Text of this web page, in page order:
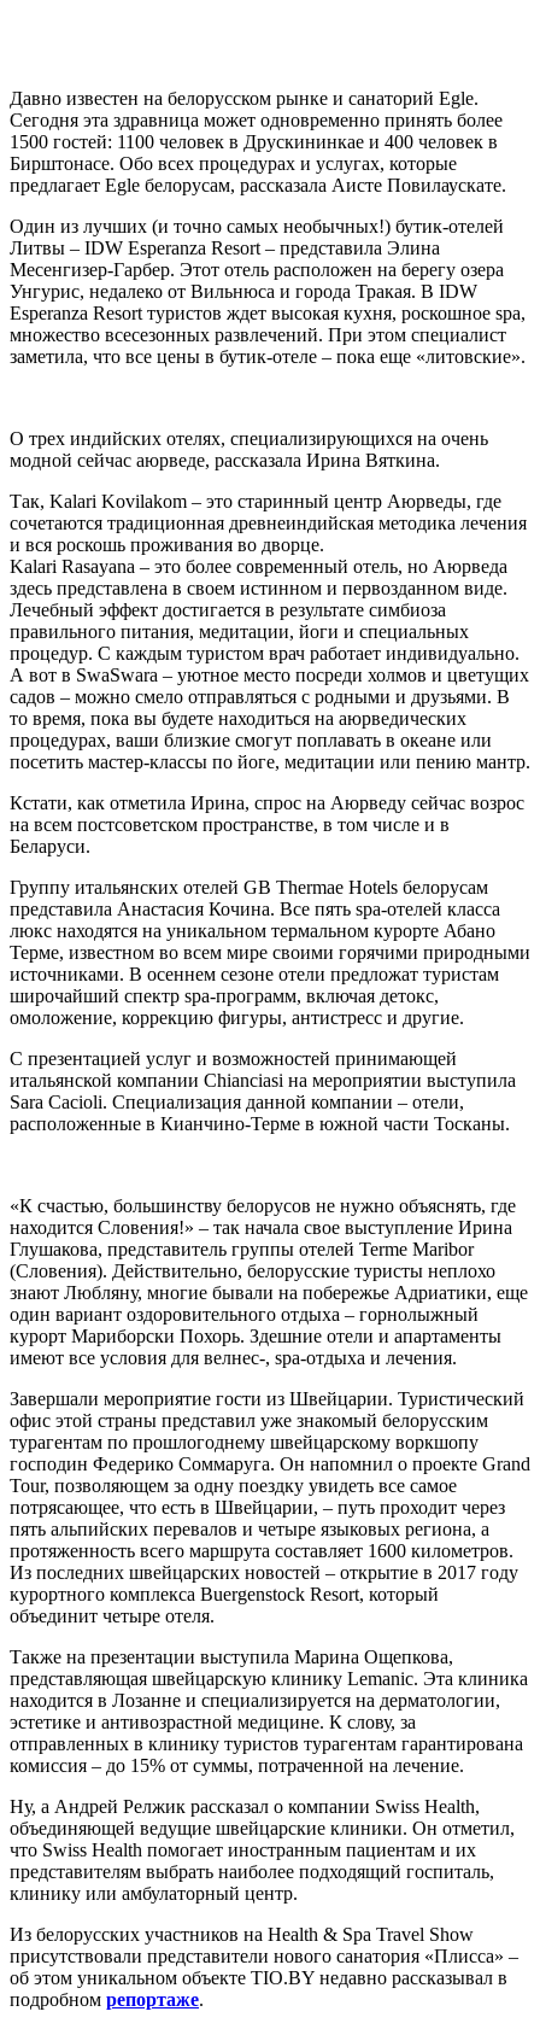
Давно известен на белорусском рынке и санаторий Egle.
Сегодня эта здравница может одновременно принять более
1500 гостей: 1100 человек в Друскининкае и 400 человек в
Бирштонасе. Обо всех процедурах и услугах, которые
предлагает Egle белорусам, рассказала Аисте Повилаускате.
Один из лучших (и точно самых необычных!) бутик-отелей
Литвы – IDW Esperanza Resort – представила Элина
Месенгизер-Гарбер. Этот отель расположен на берегу озера
Унгурис, недалеко от Вильнюса и города Тракая. В IDW
Esperanza Resort туристов ждет высокая кухня, роскошное spa,
множество всесезонных развлечений. При этом специалист
заметила, что все цены в бутик-отеле – пока еще «литовские».
О трех индийских отелях, специализирующихся на очень
модной сейчас аюрведе, рассказала Ирина Вяткина.
Так, Kalari Kovilakom – это старинный центр Aюрведы, где
сочетаются традиционная древнеиндийская методика лечения
и вся роскошь проживания во дворце.
Kalari Rasayana – это более современный отель, но Аюрведа
здесь представлена в своем истинном и первозданном виде.
Лечебный эффект достигается в результате симбиоза
правильного питания, медитации, йоги и специальных
процедур. С каждым туристом врач работает индивидуально.
А вот в SwaSwara – уютное место посреди холмов и цветущих
садов – можно смело отправляться с родными и друзьями. В
то время, пока вы будете находиться на аюрведических
процедурах, ваши близкие смогут поплавать в океане или
посетить мастер-классы по йоге, медитации или пению мантр.
Кстати, как отметила Ирина, спрос на Аюрведу сейчас возрос
на всем постсоветском пространстве, в том числе и в
Беларуси.
Группу итальянских отелей GB Thermae Hotels белорусам
представила Анастасия Кочина. Все пять spa-отелей класса
люкс находятся на уникальном термальном курорте Абано
Терме, известном во всем мире своими горячими природными
источниками. В осеннем сезоне отели предложат туристам
широчайший спектр spa-программ, включая детокс,
омоложение, коррекцию фигуры, антистресс и другие.
С презентацией услуг и возможностей принимающей
итальянской компании Chianciasi на мероприятии выступила
Sara Cacioli. Специализация данной компании – отели,
расположенные в Кианчино-Терме в южной части Тосканы.
«К счастью, большинству белорусов не нужно объяснять, где
находится Словения!» – так начала свое выступление Ирина
Глушакова, представитель группы отелей Terme Maribor
(Словения). Действительно, белорусские туристы неплохо
знают Любляну, многие бывали на побережье Адриатики, еще
один вариант оздоровительного отдыха – горнолыжный
курорт Мариборски Похорь. Здешние отели и апартаменты
имеют все условия для велнес-, spa-отдыха и лечения.
Завершали мероприятие гости из Швейцарии. Туристический
офис этой страны представил уже знакомый белорусским
турагентам по прошлогоднему швейцарскому воркшопу
господин Федерико Соммаруга. Он напомнил о проекте Grand
Tour, позволяющем за одну поездку увидеть все самое
потрясающее, что есть в Швейцарии, – путь проходит через
пять альпийских перевалов и четыре языковых региона, а
протяженность всего маршрута составляет 1600 километров.
Из последних швейцарских новостей – открытие в 2017 году
курортного комплекса Buergenstock Resort, который
объединит четыре отеля.
Также на презентации выступила Марина Ощепкова,
представляющая швейцарскую клинику Lemanic. Эта клиника
находится в Лозанне и специализируется на дерматологии,
эстетике и антивозрастной медицине. К слову, за
отправленных в клинику туристов турагентам гарантирована
комиссия – до 15% от суммы, потраченной на лечение.
Ну, а Андрей Релжик рассказал о компании Swiss Health,
объединяющей ведущие швейцарские клиники. Он отметил,
что Swiss Health помогает иностранным пациентам и их
представителям выбрать наиболее подходящий госпиталь,
клинику или амбулаторный центр.
Из белорусских участников на Health & Spa Travel Show
присутствовали представители нового санатория «Плисса» –
об этом уникальном объекте TIO.BY недавно рассказывал в
подробном репортаже.